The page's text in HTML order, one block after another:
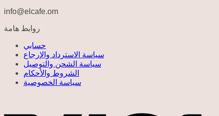
info@elcafe.om
روابط هامة
حسابي
سياسة الاسترداد والإرجاع
سياسة الشحن والتوصيل
الشروط والأحكام
سياسة الخصوصية